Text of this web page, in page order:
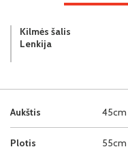
Aukštis 45cm
Plotis 55cm
Kilmės šalis
Lenkija